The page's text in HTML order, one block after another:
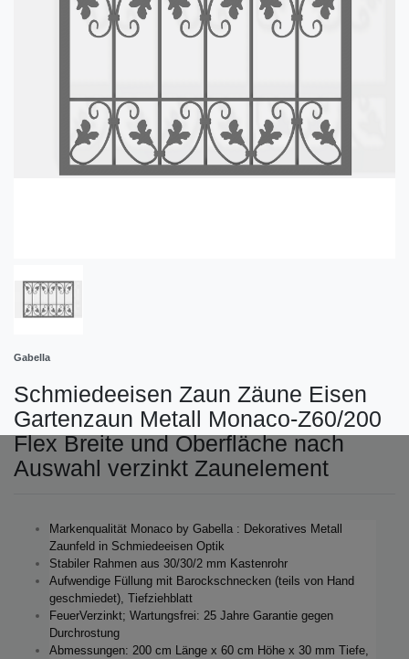
Gabella
Schmiedeeisen Zaun Zäune Eisen
Gartenzaun Metall Monaco-Z60/200
Flex Breite und Oberfläche nach
Auswahl verzinkt Zaunelement
Markenqualität Monaco by Gabella : Dekoratives Metall
Zaunfeld in Schmiedeeisen Optik
Stabiler Rahmen aus 30/30/2 mm Kastenrohr
Aufwendige Füllung mit Barockschnecken (teils von Hand
geschmiedet), Tiefziehblatt
FeuerVerzinkt; Wartungsfrei: 25 Jahre Garantie gegen
Durchrostung
Abmessungen: 200 cm Länge x 60 cm Höhe x 30 mm Tiefe,